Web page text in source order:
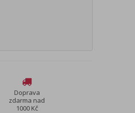
Doprava
zdarma nad
1000 Kč